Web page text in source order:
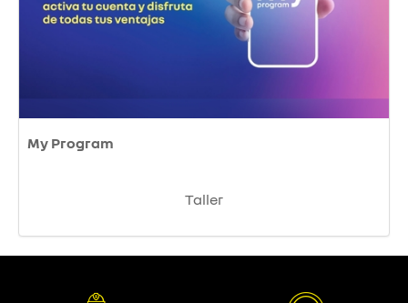
My Program
Taller